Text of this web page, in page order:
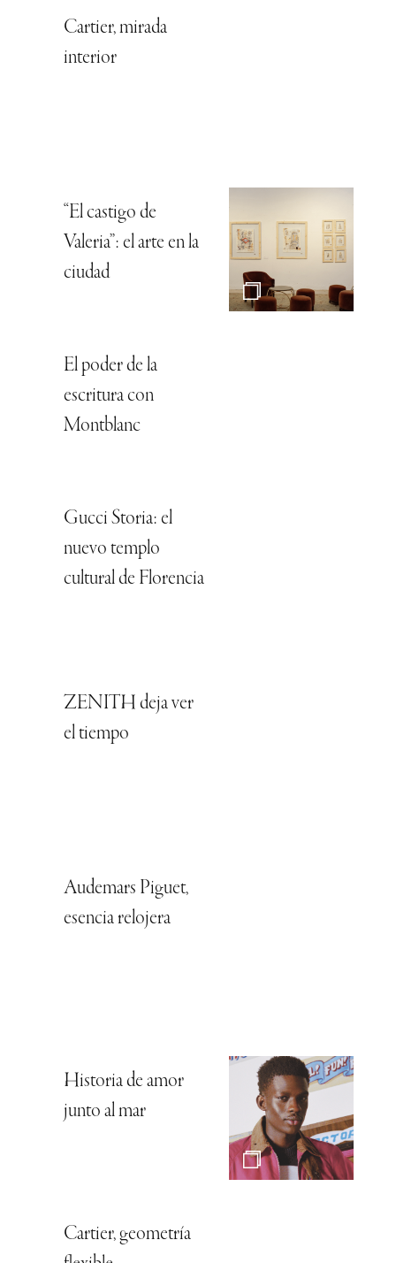
Cartier, mirada
interior
“El castigo de
Valeria”: el arte en la
ciudad
El poder de la
escritura con
Montblanc
Gucci Storia: el
nuevo templo
cultural de Florencia
ZENITH deja ver
el tiempo
Audemars Piguet,
esencia relojera
Historia de amor
junto al mar
Cartier, geometría